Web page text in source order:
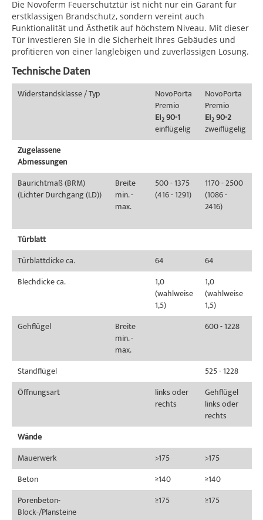
Die Novoferm Feuerschutztür ist nicht nur ein Garant für
erstklassigen Brandschutz, sondern vereint auch
Funktionalität und Ästhetik auf höchstem Niveau. Mit dieser
Tür investieren Sie in die Sicherheit Ihres Gebäudes und
profitieren von einer langlebigen und zuverlässigen Lösung.
Technische Daten
Widerstandsklasse / Typ
NovoPorta
Premio
EI290-1
einflügelig
NovoPorta
Premio
EI290-2
zweiflügelig
Zugelassene
Abmessungen
Baurichtmaß (BRM)
(Lichter Durchgang (LD))
Breite
min. -
max.
500 - 1375
(416 - 1291)
1170 - 2500
(1086 -
2416)
Türblatt
Türblattdicke ca.
64
64
Blechdicke ca.
1,0
(wahlweise
1,5)
1,0
(wahlweise
1,5)
Gehflügel
Breite
min. -
max.
600 - 1228
Standflügel
525 - 1228
Öffnungsart
links oder
rechts
Gehflügel
links oder
rechts
Wände
Mauerwerk
>175
>175
Beton
≥140
≥140
Porenbeton-
Block-/Plansteine
≥175 ≥175